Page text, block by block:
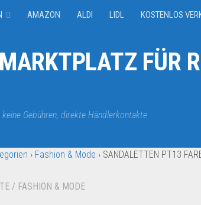
AMAZON ALDI LIDL KOSTENLOS
FÜR
Gebühren, direkte Händlerkontakte
› Fashion & Mode › SANDALETTEN PT13
/ FASHION & MODE